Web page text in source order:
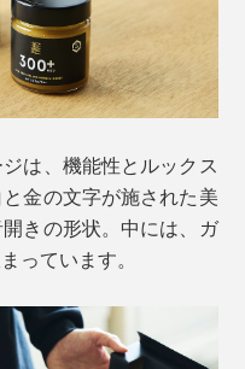
］
善をしたい方に
］
屈指のウルトラプレミ
勤通学や、外出先で
るほど。日本では、法
いませんが、その健康
※）。
」
少なくすることで、手
す。
は、機能性とルックス
金の文字が施された美
きの形状。中には、ガ
っています。